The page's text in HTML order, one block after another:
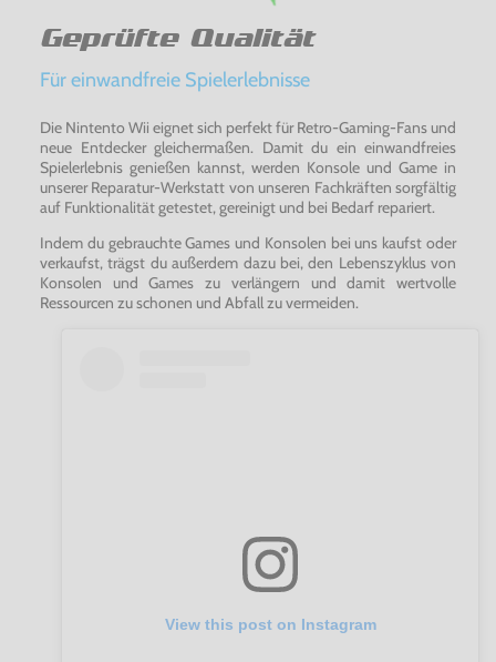
Geprüfte Qualität
Für einwandfreie Spielerlebnisse
Die Nintento Wii eignet sich perfekt für Retro-Gaming-Fans und
neue Entdecker gleichermaßen. Damit du ein einwandfreies
Spielerlebnis genießen kannst, werden Konsole und Game in
unserer Reparatur-Werkstatt von unseren Fachkräften sorgfältig
auf Funktionalität getestet, gereinigt und bei Bedarf repariert.
Indem du gebrauchte Games und Konsolen bei uns kaufst oder
verkaufst, trägst du außerdem dazu bei, den Lebenszyklus von
Konsolen und Games zu verlängern und damit wertvolle
Ressourcen zu schonen und Abfall zu vermeiden.
View this post on Instagram